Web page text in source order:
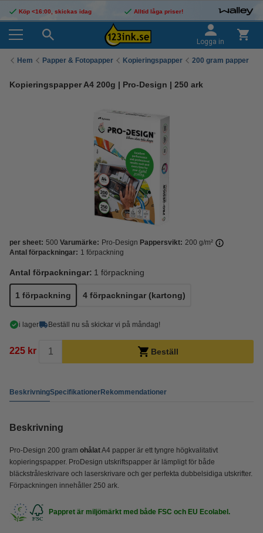
Köp <16:00, skickas idag Alltid låga priser!
Logga in
Hem Papper & Fotopapper Kopieringspapper 200 gram papper
Kopieringspapper A4 200g | Pro-Design | 250 ark
per sheet: 500 Varumärke: Pro-Design Pappersvikt: 200 g/m²
Antal förpackningar: 1 förpackning
Antal förpackningar: 1 förpackning
1 förpackning 4 förpackningar (kartong)
i lager Beställ nu så skickar vi på måndag!
225 kr Beställ
BeskrivningSpecifikationerRekommendationer
Beskrivning
Pro-Design 200 gram ohålatA4 papper är ett tyngre högkvalitativt
kopieringspapper. ProDesign utskriftspapper är lämpligt för både
bläckstråleskrivare och laserskrivare och ger perfekta dubbelsidiga utskrifter.
Förpackningen innehåller 250 ark.
Pappret är miljömärkt med både FSC och EU Ecolabel.